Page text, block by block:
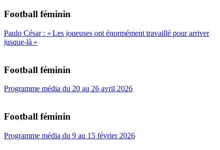
Football féminin
Paulo César : « Les joueuses ont énormément travaillé pour arriver
jusque-là »
Football féminin
Programme média du 20 au 26 avril 2026
Football féminin
Programme média du 9 au 15 février 2026